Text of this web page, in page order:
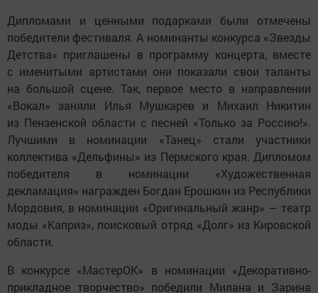
Дипломами и ценными подарками были отмечены
победители фестиваля. А номинанты конкурса «Звезды
Детства» приглашены в программу концерта, вместе
с именитыми артистами они показали свои таланты
на большой сцене. Так, первое место в направлении
«Вокал» заняли Илья Мушкарев и Михаил Никитин
из Пензенской области с песней «Только за Россию!».
Лучшими в номинации «Танец» стали участники
коллектива «Дельфины» из Пермского края. Дипломом
победителя в номинации «Художественная
декламация» награжден Богдан Ерошкин из Республики
Мордовия, в номинации «Оригинальный жанр» — театр
моды «Каприз», поисковый отряд «Долг» из Кировской
области.
В конкурсе «МастерОК» в номинации «Декоративно-
прикладное творчество» победили Милана и Зарина